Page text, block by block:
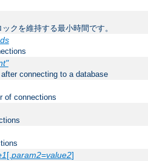
クを維持する最小時間です。
connecting to a database
of connections
[,param2=value2]